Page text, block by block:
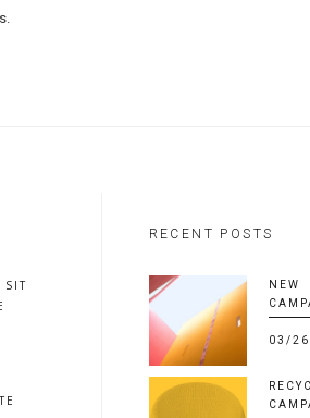
SIT
RECENT POSTS
NEW
03/